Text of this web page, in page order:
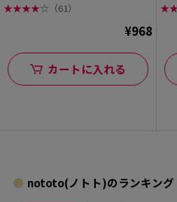
★★★★☆ （61）
¥968
カートに入れる
★★
nototo(ノトト)のランキング